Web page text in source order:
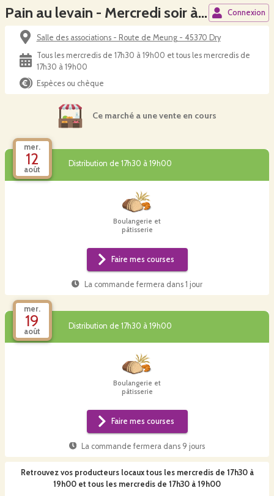
Pain au levain - Mercredi soir à Dry Connexion
Salle des associations - Route de Meung - 45370 Dry
Tous les mercredis de 17h30 à 19h00 et tous les mercredis de
17h30 à 19h00
Espèces ou chèque
Ce marché a une vente en cours
mer.
12
août
Distribution de 17h30 à 19h00
Boulangerie et
pâtisserie
Faire mes courses
La commande fermera dans 1 jour
mer.
19
août
Distribution de 17h30 à 19h00
Boulangerie et
pâtisserie
Faire mes courses
La commande fermera dans 9 jours
Retrouvez vos producteurs locaux tous les mercredis de 17h30 à
19h00 et tous les mercredis de 17h30 à 19h00